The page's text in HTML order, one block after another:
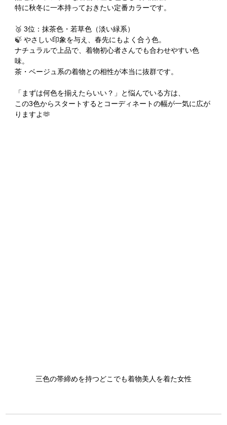
特に秋冬に一本持っておきたい定番カラーです。
🥉 3位：抹茶色・若草色（淡い緑系）
🍃 やさしい印象を与え、春先にもよく合う色。
ナチュラルで上品で、着物初心者さんでも合わせやすい色
味。
茶・ベージュ系の着物との相性が本当に抜群です。
「まずは何色を揃えたらいい？」と悩んでいる方は、
この3色からスタートするとコーディネートの幅が一気に広が
りますよ🫶
三色の帯締めを持つどこでも着物美人を着た女性